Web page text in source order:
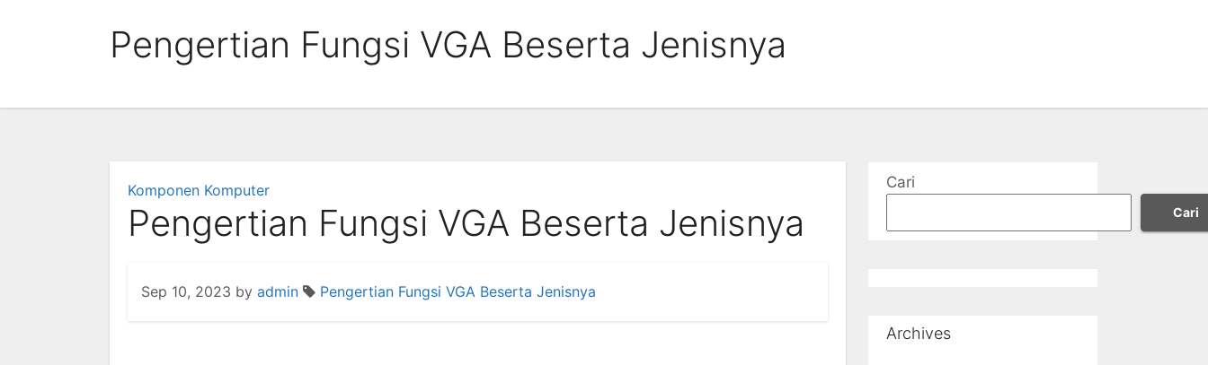
Pengertian Fungsi VGA Beserta Jenisnya
Komponen Komputer
Pengertian Fungsi VGA Beserta Jenisnya
Sep 10, 2023 by admin Pengertian Fungsi VGA Beserta Jenisnya
Cari
Cari
Archives